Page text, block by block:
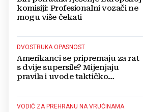
komisiji: Profesionalni vozači ne
mogu više čekati
DVOSTRUKA OPASNOST
Amerikanci se pripremaju za rat
s dvije supersile? Mijenjaju
pravila i uvode taktičko
VODIČ ZA PREHRANU NA VRUĆINAMA